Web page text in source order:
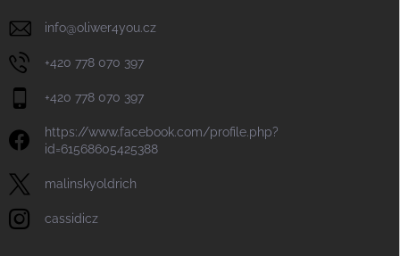
info@oliwer4you.cz
+420 778 070 397
+420 778 070 397
https://www.facebook.com/profile.php?
id=61568605425388
malinskyoldrich
cassidicz